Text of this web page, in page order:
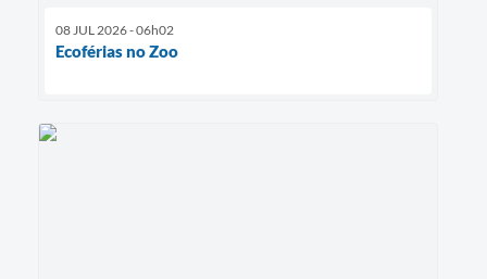
08 JUL 2026 - 06h02
Ecoférias no Zoo